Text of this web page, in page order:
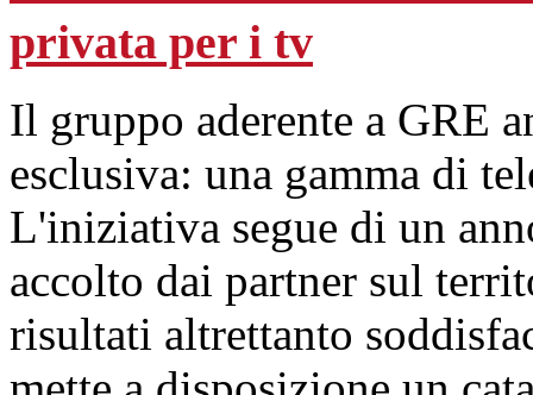
privata per i tv
Il gruppo aderente a GRE
esclusiva: una gamma di
L'iniziativa segue di un
accolto dai partner sul
risultati altrettanto